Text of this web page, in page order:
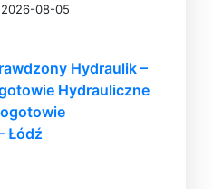
2026-08-05
Hydraulik –
Hydrauliczne
Łódź